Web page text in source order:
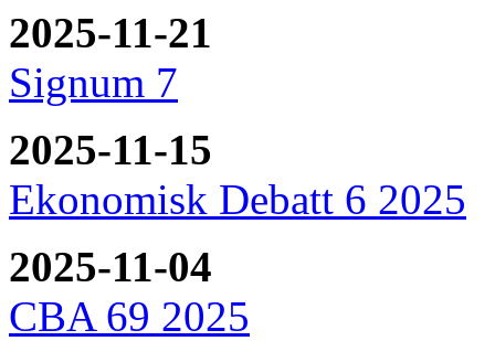
2025-11-21
Signum 7
2025-11-15
Ekonomisk Debatt 6 2025
2025-11-04
CBA 69 2025